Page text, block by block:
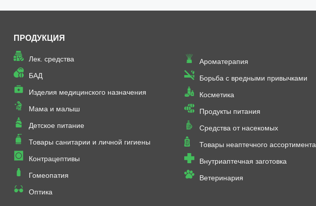
Товары неаптечного
гигиены
ПРОДУКЦИЯ
Лек. средства
БАД
Изделия медицинского назначения
Мама и малыш
Детское питание
Товары санитарии и личной гигиены
Контрацептивы
Гомеопатия
Оптика
Ароматерапия
Борьба с вредными привычками
Косметика
Продукты питания
Средства от насекомых
Товары неаптечного ассортимента
Внутриаптечная заготовка
Ветеринария